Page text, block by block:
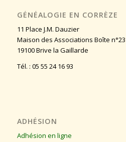
GÉNÉALOGIE EN CORRÈZE
11 Place J.M. Dauzier
Maison des Associations Boîte n°23
19100 Brive la Gaillarde
Tél. : 05 55 24 16 93
ADHÉSION
Adhésion en ligne